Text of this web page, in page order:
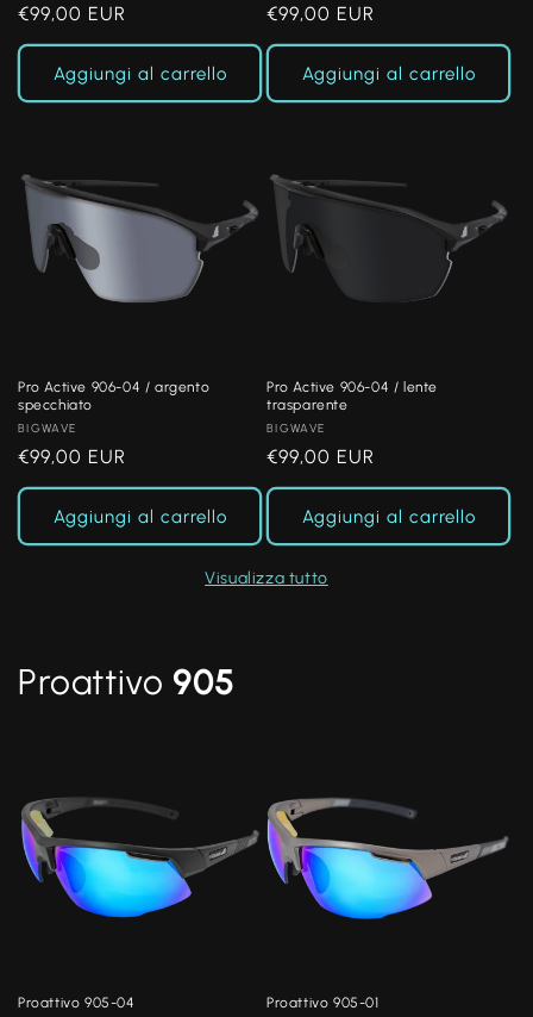
Prezzo
di
listino
€99,00 EUR
Aggiungi al carrello
Prezzo
di
listino
€99,00 EUR
Aggiungi al carrello
Pro Active 906-04 / argento
specchiato
Produttore:
BIGWAVE
Prezzo
di
listino
€99,00 EUR
Aggiungi al carrello
Pro Active 906-04 / lente
trasparente
Produttore:
BIGWAVE
Prezzo
di
listino
€99,00 EUR
Aggiungi al carrello
Visualizza tutto
Proattivo 905
Proattivo 905-04 Proattivo 905-01